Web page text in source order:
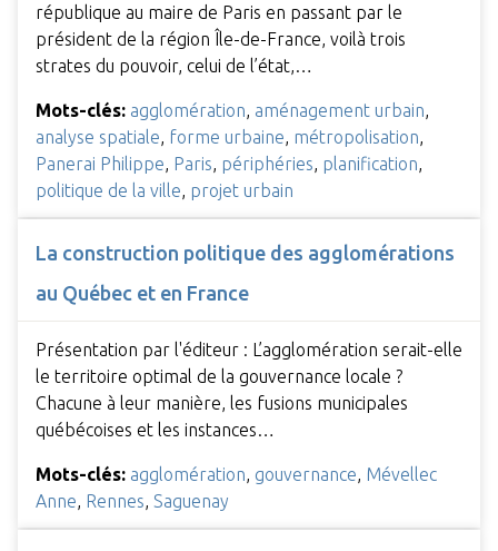
république au maire de Paris en passant par le
président de la région Île-de-France, voilà trois
strates du pouvoir, celui de l’état,…
Mots-clés: agglomération, aménagement urbain,
analyse spatiale, forme urbaine, métropolisation,
Panerai Philippe, Paris, périphéries, planification,
politique de la ville, projet urbain
La construction politique des agglomérations
au Québec et en France
Présentation par l'éditeur : L’agglomération serait-elle
le territoire optimal de la gouver­nance locale ?
Chacune à leur manière, les fusions municipales
québécoises et les instances…
Mots-clés: agglomération, gouvernance, Mévellec
Anne, Rennes, Saguenay